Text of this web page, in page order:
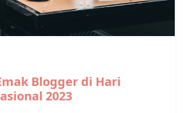
Blogger di Hari
2023